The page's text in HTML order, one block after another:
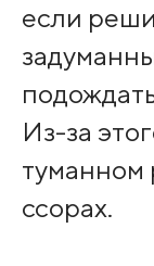
если
Из-за
туманном
ссорах.